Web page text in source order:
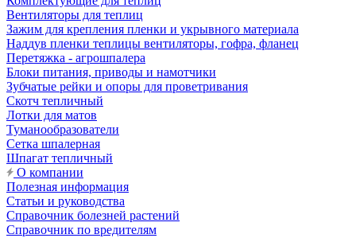
Вентиляторы для теплиц
Зажим для крепления пленки и укрывного материала
Наддув пленки теплицы вентиляторы, гофра, фланец
Перетяжка - агрошпалера
Блоки питания, приводы и намотчики
Зубчатые рейки и опоры для проветривания
Скотч тепличный
Лотки для матов
Туманообразователи
Сетка шпалерная
Шпагат тепличный
О компании
Полезная информация
Статьи и руководства
Справочник болезней растений
Справочник по вредителям